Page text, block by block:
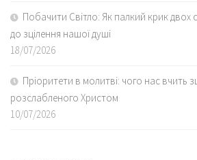
Побачити Світло: Як палкий крик двох
до зцілення нашої душі
18/07/2026
Пріоритети в молитві: чого нас вчить
розслабленого Христом
10/07/2026